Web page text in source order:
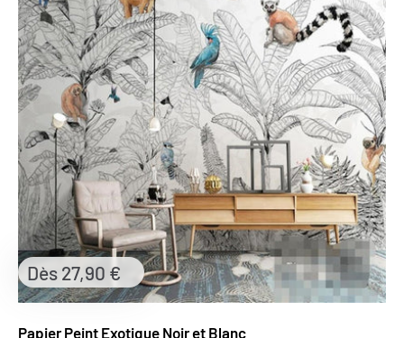
Papier Peint Exotique Noir et Blanc
Prix
réduit
Dès 27,90 €